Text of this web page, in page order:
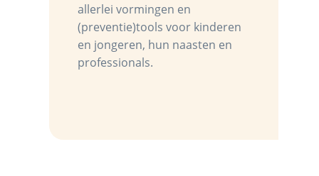
allerlei vormingen en
(preventie)tools voor kinderen
en jongeren, hun naasten en
professionals.